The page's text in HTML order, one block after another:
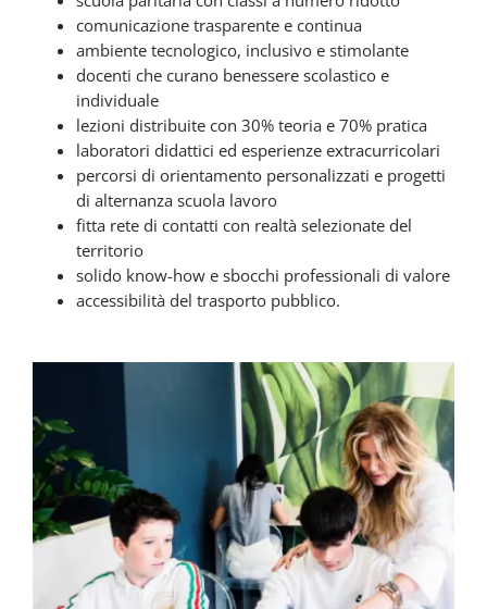
comunicazione trasparente e continua
ambiente tecnologico, inclusivo e stimolante
docenti che curano benessere scolastico e
individuale
lezioni distribuite con 30% teoria e 70% pratica
laboratori didattici ed esperienze extracurricolari
percorsi di orientamento personalizzati e progetti
di alternanza scuola lavoro
fitta rete di contatti con realtà selezionate del
territorio
solido know-how e sbocchi professionali di valore
accessibilità del trasporto pubblico.